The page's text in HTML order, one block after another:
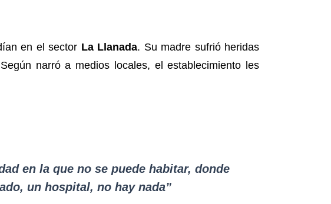
en el sector La Llanada. Su madre sufrió heridas
narró a medios locales, el establecimiento les
en la que no se puede habitar, donde
un hospital, no hay nada”